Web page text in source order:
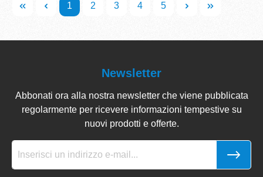
1 2 3 4 5
Newsletter
Abbonati ora alla nostra newsletter che viene pubblicata
regolarmente per ricevere informazioni tempestive su
nuovi prodotti e offerte.